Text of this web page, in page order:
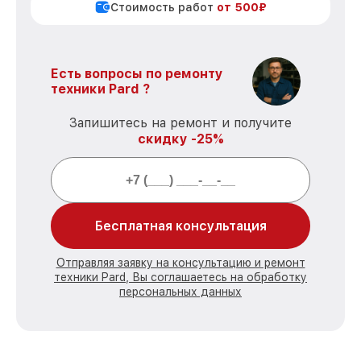
Стоимость работ от 500₽
Есть вопросы по ремонту
техники Pard ?
Запишитесь на ремонт и получите
скидку -25%
Бесплатная консультация
Отправляя заявку на консультацию и ремонт
техники Pard, Вы соглашаетесь на обработку
персональных данных